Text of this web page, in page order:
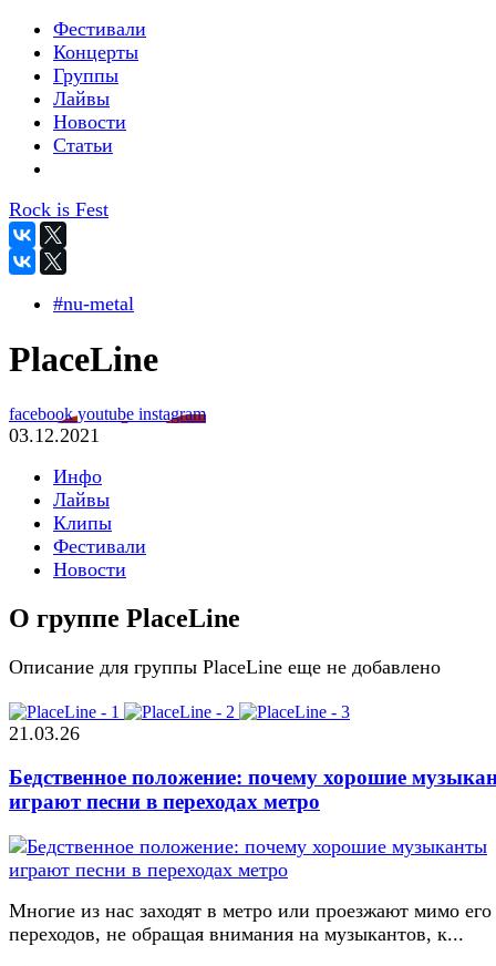
Фестивали
Концерты
Группы
Лайвы
Новости
Статьи
Rock is Fest
#nu-metal
PlaceLine
facebookyoutube instagram
03.12.2021
Инфо
Лайвы
Клипы
Фестивали
Новости
О группе PlaceLine
Описание для группы PlaceLine еще не добавлено
21.03.26
Бедственное положение: почему хорошие
играют песни в переходах метро
Многие из нас заходят в метро или проезжают мимо его
переходов, не обращая внимания на музыкантов, к...